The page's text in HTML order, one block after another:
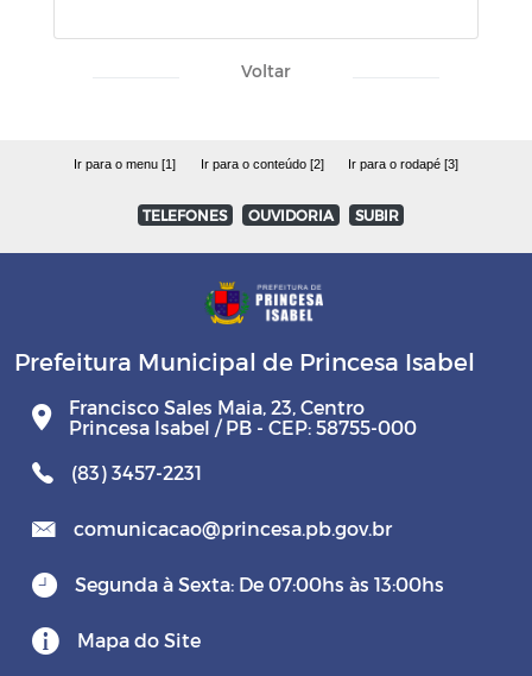
Voltar
Ir para o menu [1] Ir para o conteúdo [2] Ir para o rodapé [3]
TELEFONES OUVIDORIA SUBIR
Prefeitura Municipal de Princesa Isabel
Francisco Sales Maia, 23, Centro
Princesa Isabel / PB - CEP: 58755-000
(83) 3457-2231
comunicacao@princesa.pb.gov.br
Segunda à Sexta: De 07:00hs às 13:00hs
Mapa do Site